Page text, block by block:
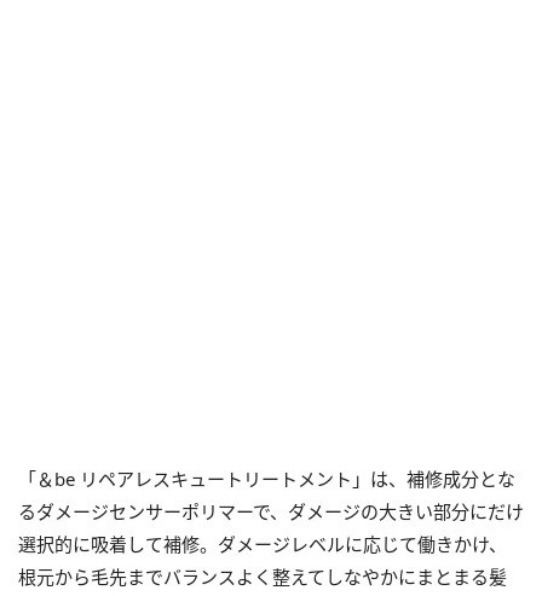
「＆be リペアレスキュートリートメント」は、補修成分とな
るダメージセンサーポリマーで、ダメージの大きい部分にだけ
選択的に吸着して補修。ダメージレベルに応じて働きかけ、
根元から毛先までバランスよく整えてしなやかにまとまる髪